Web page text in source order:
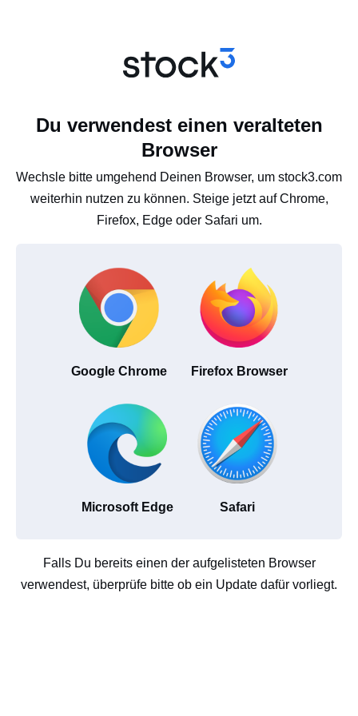
Du verwendest einen veralteten
Browser
Wechsle bitte umgehend Deinen Browser, um stock3.com
weiterhin nutzen zu können. Steige jetzt auf Chrome,
Firefox, Edge oder Safari um.
Google Chrome Firefox Browser
Microsoft Edge Safari
Falls Du bereits einen der aufgelisteten Browser
verwendest, überprüfe bitte ob ein Update dafür vorliegt.